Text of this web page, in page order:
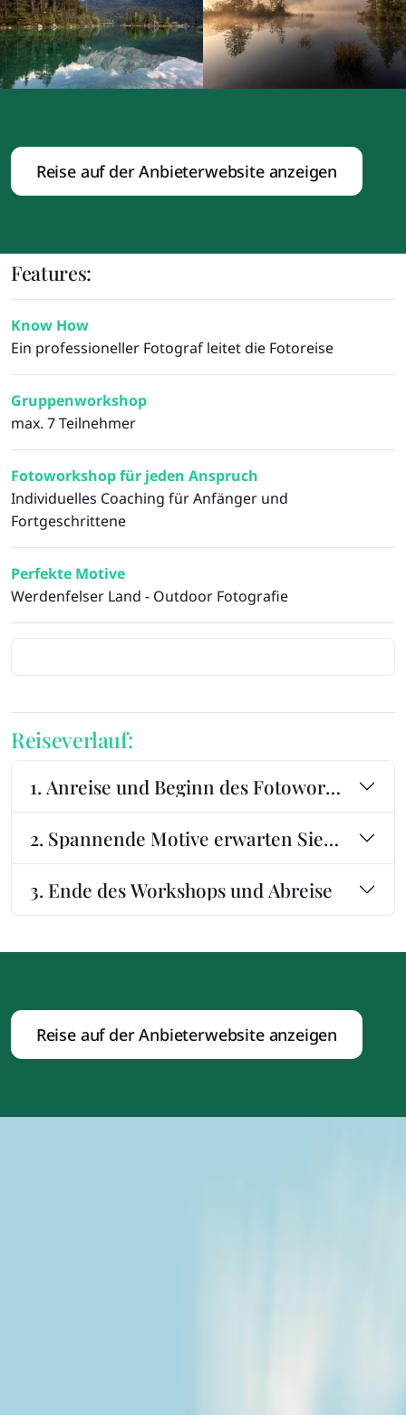
Reise auf der Anbieterwebsite anzeigen
Features:
Know How
Ein professioneller Fotograf leitet die Fotoreise
Gruppenworkshop
max. 7 Teilnehmer
Fotoworkshop für jeden Anspruch
Individuelles Coaching für Anfänger und
Fortgeschrittene
Perfekte Motive
Werdenfelser Land - Outdoor Fotografie
Reiseverlauf:
1. Anreise und Beginn des Fotoworkshops
2. Spannende Motive erwarten Sie in der
3. Ende des Workshops und Abreise
Reise auf der Anbieterwebsite anzeigen